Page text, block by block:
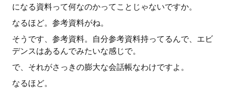
になる資料って何なのかってことじゃないですか。
なるほど。参考資料がね。
そうです、参考資料。自分参考資料持ってるんで、エビ
デンスはあるんでみたいな感じで。
で、それがさっきの膨大な会話帳なわけですよ。
なるほど。